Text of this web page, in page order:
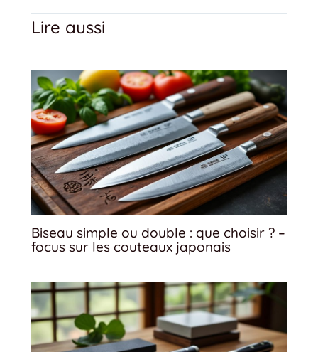
Lire aussi
Biseau simple ou double : que choisir ? –
focus sur les couteaux japonais